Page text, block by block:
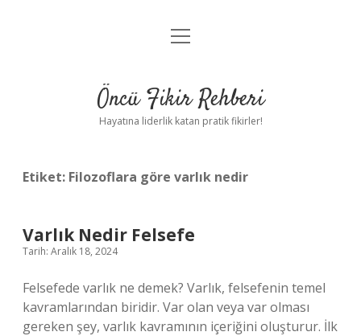
Anasayfa
Yasal Uyarı
menüyü
Öncü Fikir Rehberi
Hayatına liderlik katan pratik fikirler!
Etiket: Filozoflara göre varlık nedir
Varlık Nedir Felsefe
Tarih: Aralık 18, 2024
Felsefede varlık ne demek? Varlık, felsefenin temel
kavramlarından biridir. Var olan veya var olması
gereken şey, varlık kavramının içeriğini oluşturur. İlk